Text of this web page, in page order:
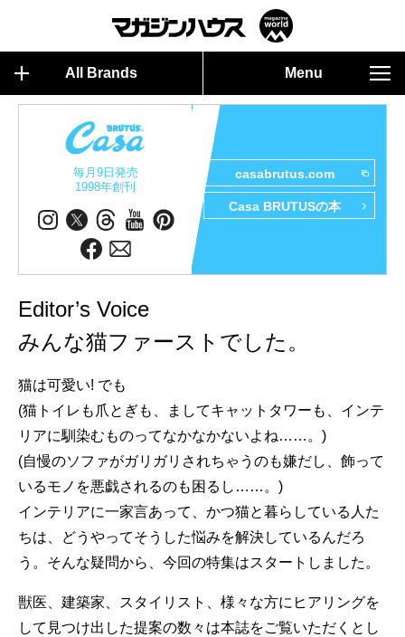
All Brands Menu
毎月9日発売
1998年創刊
casabrutus.com
Casa BRUTUSの本
Editor’s Voice
みんな猫ファーストでした。
猫は可愛い! でも
(猫トイレも爪とぎも、ましてキャットタワーも、インテ
リアに馴染むものってなかなかないよね……。)
(自慢のソファがガリガリされちゃうのも嫌だし、飾って
いるモノを悪戯されるのも困るし……。)
インテリアに一家言あって、かつ猫と暮らしている人た
ちは、どうやってそうした悩みを解決しているんだろ
う。そんな疑問から、今回の特集はスタートしました。
獣医、建築家、スタイリスト、様々な方にヒアリングを
して見つけ出した提案の数々は本誌をご覧いただくとし